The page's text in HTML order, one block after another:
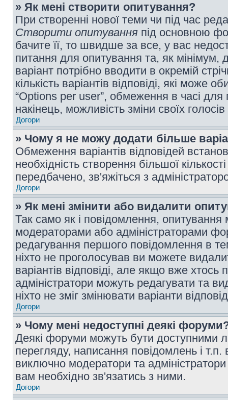
» Як мені створити опитування?
При створенні нової теми чи під час
Створити опитування під основною
бачите її, то швидше за все, у вас
питання для опитування та, як мінімум,
варіант потрібно вводити в окремій
кількість варіантів відповіді, які може
“Options per user”, обмеження в часі для
накінець, можливість зміни своїх
Догори
» Чому я не можу додати більше
Обмеження варіантів відповідей
необхідність створення більшої
передбачено, зв'яжіться з
Догори
» Як мені змінити або видалити
Так само як і повідомлення,
модераторами або адміністраторами
редагування першого повідомлення в
ніхто не проголосував ви можете
варіантів відповіді, але якщо вже
адміністратори можуть редагувати та
ніхто не зміг змінювати варіанти
Догори
» Чому мені недоступні деякі
Деякі форуми можуть бути доступними
перегляду, написання повідомлень і
виключно модератори та
вам необхідно зв'язатись з ними.
Догори